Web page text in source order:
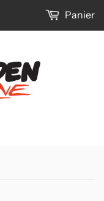
Panier